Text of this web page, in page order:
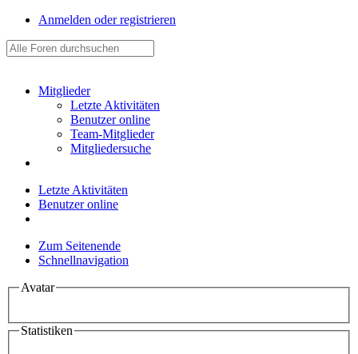
Anmelden oder registrieren
Mitglieder
Letzte Aktivitäten
Benutzer online
Team-Mitglieder
Mitgliedersuche
Letzte Aktivitäten
Benutzer online
Zum Seitenende
Schnellnavigation
Avatar
Statistiken